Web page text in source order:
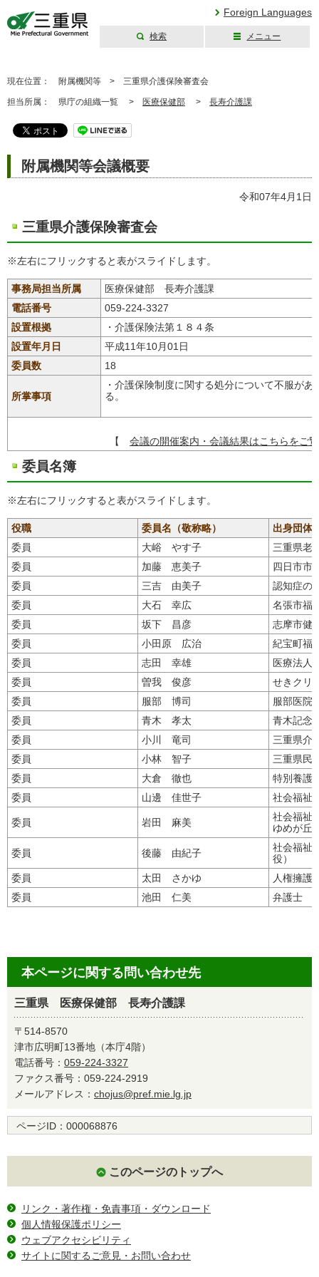
Foreign Languages
検索 メニュー
現在位置： 附属機関等 > 三重県介護保険審査会
担当所属： 県庁の組織一覧 > 医療保健部 > 長寿介護課
附属機関等会議概要
令和07年4月1日
三重県介護保険審査会
※左右にフリックすると表がスライドします。
事務局担当所属
医療保健部 長寿介護課
電話番号
059-224-3327
設置根拠
・介護保険法第１８４条
設置年月日
平成11年10月01日
委員数
18
所掌事項
・介護保険制度に関する処分について不服が
る。
【 会議の開催案内・会議結果はこちらをご
委員名簿
※左右にフリックすると表がスライドします。
役職 委員名（敬称略）
出身団体
委員
大峪 やす子
三重県老
委員
加藤 恵美子
四日市市
委員
三吉 由美子
認知症の
委員
大石 幸広
名張市福
委員
坂下 昌彦
志摩市健
委員
小田原 広治
紀宝町福
委員
志田 幸雄
医療法人
委員
曽我 俊彦
せきクリ
委員
服部 博司
服部医院
委員
青木 孝太
青木記念
委員
小川 竜司
三重県介
委員
小林 智子
三重県民
委員
大倉 徹也
特別養護
委員
山邊 佳世子 社会福祉
委員 岩田 麻美
社会福祉
ゆめが丘
委員 後藤 由紀子
社会福祉
役）
委員
太田 さかゆ
人権擁護
委員
池田 仁美 弁護士
本ページに関する問い合わせ先
三重県 医療保健部 長寿介護課
〒514-8570
津市広明町13番地（本庁4階）
電話番号： 059-224-3327
ファクス番号：059-224-2919
メールアドレス： chojus@pref.mie.lg.jp
ページID： 000068876
このページのトップへ
リンク・著作権・免責事項・ダウンロード
個人情報保護ポリシー
ウェブアクセシビリティ
サイトに関するご意見・お問い合わせ